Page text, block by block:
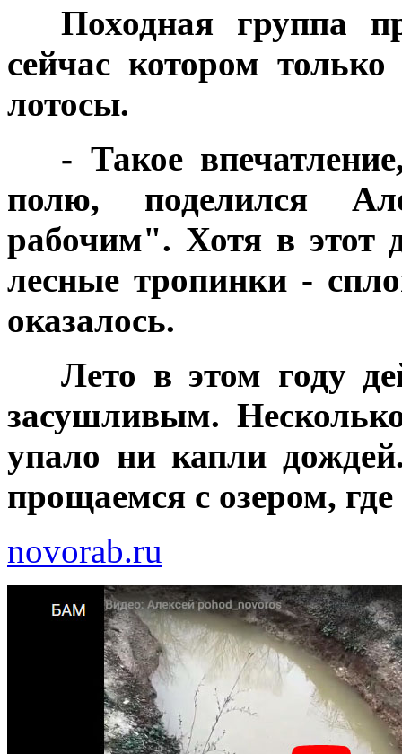
Походная группа
сейчас котором
лотосы.
- Такое
полю, поделился
рабочим". Хотя в этот
лесные тропинки -
оказалось.
Лето в этом году
засушливым.
упало ни капли
прощаемся с озером,
novorab.ru